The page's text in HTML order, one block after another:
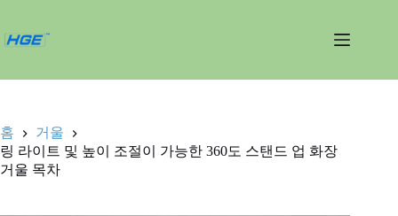
건
뛰
홈
거울
링 라이트 및 높이 조절이 가능한 360도 스탠드 업 화장
거울 목차